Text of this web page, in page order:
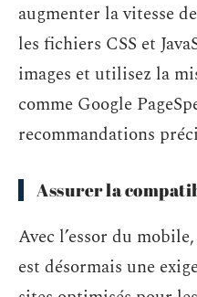
augmenter la vitesse
les fichiers CSS et
images et utilisez la
comme Google
recommandations
Assurer la
Avec l’essor du
est désormais une